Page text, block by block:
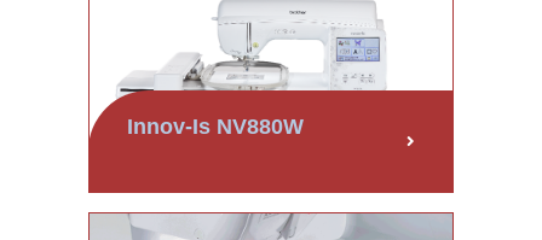
Innov-Is NV880W